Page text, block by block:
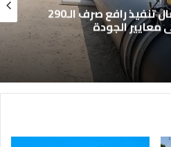
15 مايو تواصل أعمال تنفيذ رافع صرف الـ290
معايير الجودة